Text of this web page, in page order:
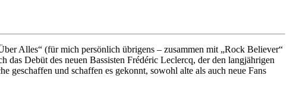
Alles“ (für mich persönlich übrigens – zusammen mit „Rock Believer“
Debüt des neuen Bassisten Frédéric Leclercq, der den langjährigen
geschaffen und schaffen es gekonnt, sowohl alte als auch neue Fans